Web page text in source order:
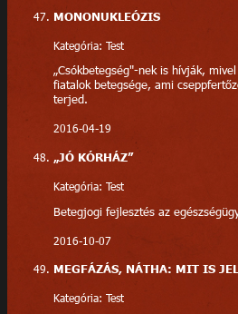
MONONUKLEÓZIS
Kategória: Test
„Csókbetegség"-nek is hívják,
fiatalok betegsége, ami
terjed.
2016-04-19
„JÓ KÓRHÁZ”
Kategória: Test
Betegjogi fejlesztés az
2016-10-07
MEGFÁZÁS, NÁTHA: MIT IS
Kategória: Test